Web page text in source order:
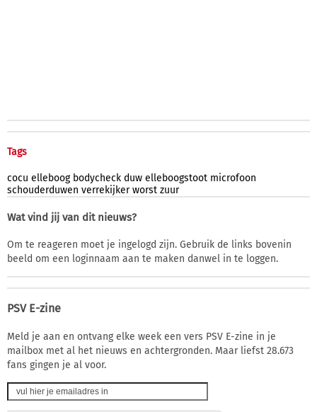
Tags
cocu elleboog bodycheck duw elleboogstoot microfoon
schouderduwen verrekijker worst zuur
Wat vind jij van dit nieuws?
Om te reageren moet je ingelogd zijn. Gebruik de links bovenin
beeld om een loginnaam aan te maken danwel in te loggen.
PSV E-zine
Meld je aan en ontvang elke week een vers PSV E-zine in je
mailbox met al het nieuws en achtergronden. Maar liefst 28.673
fans gingen je al voor.